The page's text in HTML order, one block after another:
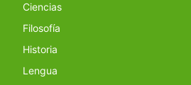
Ciencias
Filosofía
Historia
Lengua